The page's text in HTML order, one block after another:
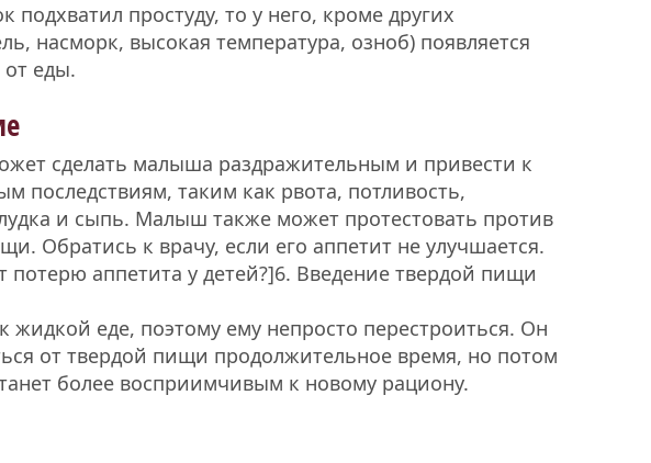
подхватил простуду, то у него, кроме других
насморк, высокая температура, озноб) появляется
еды.
сделать малыша раздражительным и привести к
последствиям, таким как рвота, потливость,
и сыпь. Малыш также может протестовать против
Обратись к врачу, если его аппетит не улучшается.
потерю аппетита у детей?]6. Введение твердой пищи
жидкой еде, поэтому ему непросто перестроиться. Он
от твердой пищи продолжительное время, но потом
более восприимчивым к новому рациону.